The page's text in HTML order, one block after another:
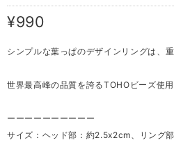
¥990
シンプルな葉っぱのデザインリングは、
世界最高峰の品質を誇るTOHOビーズ使用
ーーーーーーーーーー
サイズ：ヘッド部：約2.5x2cm、リング